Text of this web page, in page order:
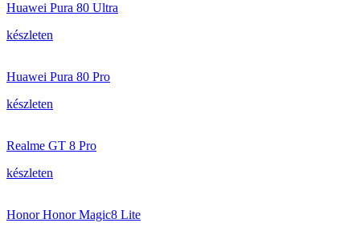
Huawei Pura 80 Ultra
készleten
Huawei Pura 80 Pro
készleten
Realme GT 8 Pro
készleten
Honor Honor Magic8 Lite